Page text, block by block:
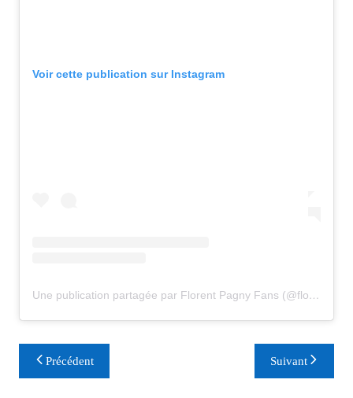
Voir cette publication sur Instagram
Une publication partagée par Florent Pagny Fans (@florent_pagny_update)
Navigation
de
Précédent Suivant